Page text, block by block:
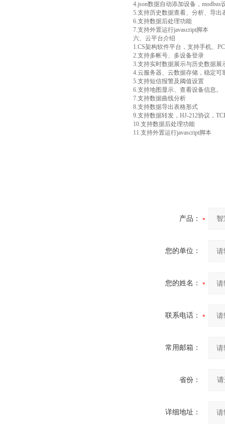
4.json数据自动添加设备，modbus
5.支持历史数据查看、分析、导
6.支持数据后处理功能
7.支持外置运行javascript脚本
六、云平台介绍
1.CS架构软件平台，支持手机、
2.支持多帐号、多设备登录
3.支持实时数据展示与历史数据展
4.云服务器、云数据存储，稳定可
5.支持短信报警及阈值设置
6.支持地图显示、查看设备信息。
7.支持数据曲线分析
8.支持数据导出表格形式
9.支持数据转发，HJ-212协议，
10.支持数据后处理功能
11.支持外置运行javascript脚本
产品：
您的单位：
您的姓名：
联系电话：
常用邮箱：
省份：
详细地址：